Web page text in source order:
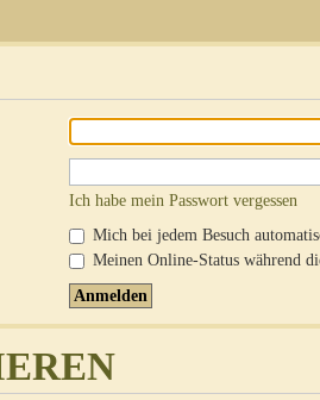
Ich habe mein Passwort vergessen
Mich bei jedem Besuch
Meinen Online-Status während